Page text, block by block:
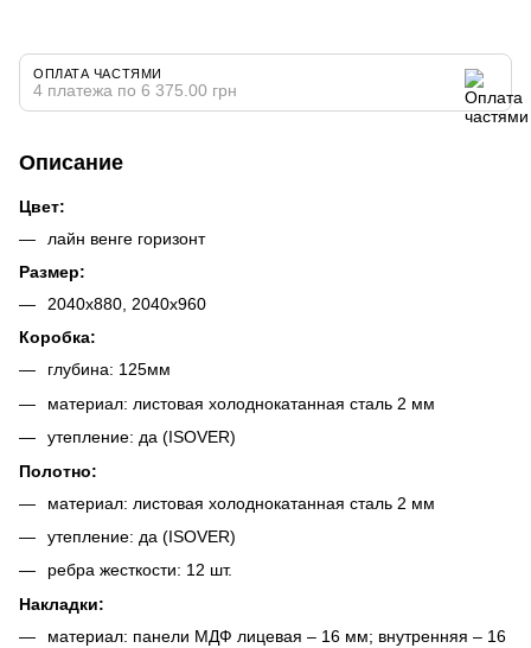
ОПЛАТА ЧАСТЯМИ
4 платежа по 6 375.00 грн
Описание
Цвет:
лайн венге горизонт
Размер:
2040х880, 2040х960
Коробка:
глубина: 125мм
материал: листовая холоднокатанная сталь 2 мм
утепление: да (ISOVER)
Полотно:
материал: листовая холоднокатанная сталь 2 мм
утепление: да (ISOVER)
ребра жесткости: 12 шт.
Накладки:
материал: панели МДФ лицевая – 16 мм; внутренняя – 16